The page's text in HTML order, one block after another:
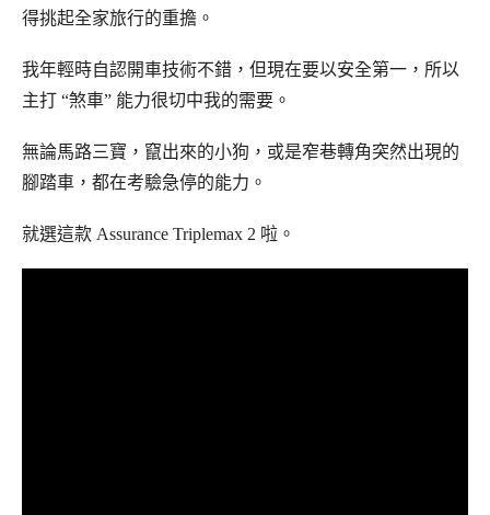
得挑起全家旅行的重擔。
我年輕時自認開車技術不錯，但現在要以安全第一，所以
主打 “煞車” 能力很切中我的需要。
無論馬路三寶，竄出來的小狗，或是窄巷轉角突然出現的
腳踏車，都在考驗急停的能力。
就選這款 Assurance Triplemax 2 啦。